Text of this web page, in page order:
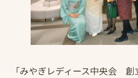
「みやぎレディース中央会